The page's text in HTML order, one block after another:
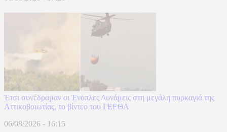
Έτσι συνέδραμαν οι Ένοπλες Δυνάμεις στη μεγάλη πυρκαγιά της
Αττικοβοιωτίας, το βίντεο του ΓΕΕΘΑ
06/08/2026 - 16:15